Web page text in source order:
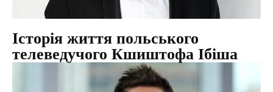
Історія життя польського
телеведучого Кшиштофа Ібіша